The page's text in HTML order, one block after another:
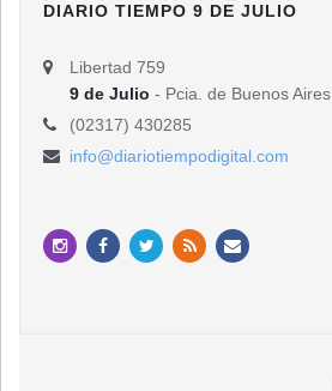
DIARIO TIEMPO 9 DE JULIO
Libertad 759
9 de Julio - Pcia. de Buenos Aires
(02317) 430285
info@diariotiempodigital.com